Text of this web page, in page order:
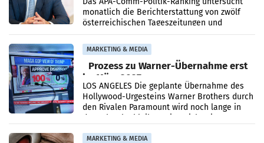
monatlich die Berichterstattung von zwölf
österreichischen Tageszeitungen und
analysiert, welche Politikerinnen und
Politiker Österreichs die
MARKETING & MEDIA
Prozess zu Warner-Übernahme erst
im März 2027
LOS ANGELES Die geplante Übernahme des
Hollywood-Urgesteins Warner Brothers durch
den Rivalen Paramount wird noch lange in
der Schwebe bleiben. Eine Richterin setzte
MARKETING & MEDIA